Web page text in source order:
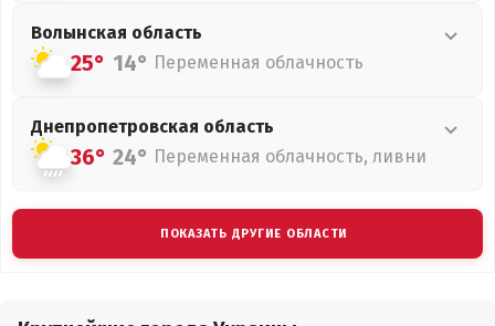
Волынская область
25° 14° Переменная облачность
Днепропетровская область
36° 24° Переменная облачность, ливни
ПОКАЗАТЬ ДРУГИЕ ОБЛАСТИ